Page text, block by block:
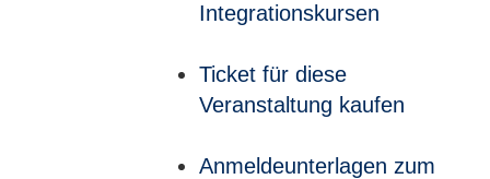
Integrationskursen
Ticket für diese
Veranstaltung kaufen
Anmeldeunterlagen zum